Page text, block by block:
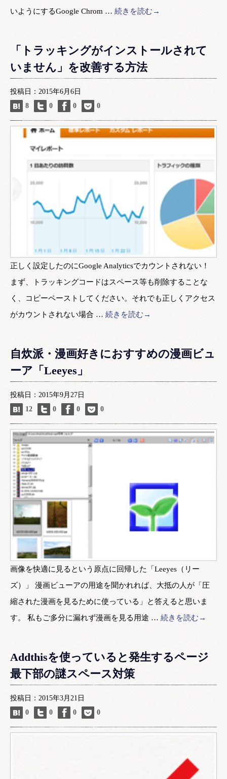
いようにするGoogle Chrom … 続きを読む→
「トラッキングがインストールされて
いません」を改善する方法
投稿日：2015年6月6日
8
0 0 0
正しく設定したのにGoogle Analyticsでカウントされない！
まず、トラッキングコードはスペース等も削除することな
く、コピーペーストしてください。それでも正しくアクセス
がカウントされない場合 … 続きを読む→
自炊派・漫画好きにおすすめの漫画ビュ
ーア「Leeyes」
投稿日：2015年9月27日
12
0 0 0
画像を快適に見るという原点に回帰した「Leeyes（リー
ズ）」 漫画ビューアの用途を聞かれれば、大抵の人が「圧
縮された漫画を見るために使っている」と答えると思いま
す。 私もご多分に漏れず漫画を見る用途 … 続きを読む→
Addthisを使っていると発生するページ
最下部の謎スペース対策
投稿日：2015年3月21日
0
0 0 0